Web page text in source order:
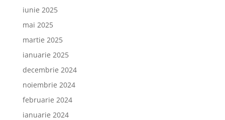
iunie 2025
mai 2025
martie 2025
ianuarie 2025
decembrie 2024
noiembrie 2024
februarie 2024
ianuarie 2024